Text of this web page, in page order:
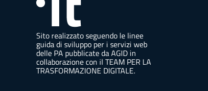
Sito realizzato seguendo le linee
guida di sviluppo per i servizi web
delle PA pubblicate da AGID in
collaborazione con il TEAM PER LA
TRASFORMAZIONE DIGITALE.